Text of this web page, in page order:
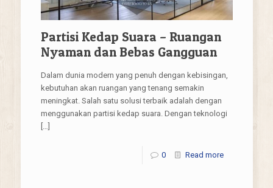
Partisi Kedap Suara – Ruangan
Nyaman dan Bebas Gangguan
Dalam dunia modern yang penuh dengan kebisingan,
kebutuhan akan ruangan yang tenang semakin
meningkat. Salah satu solusi terbaik adalah dengan
menggunakan partisi kedap suara. Dengan teknologi
[…]
0 Read more